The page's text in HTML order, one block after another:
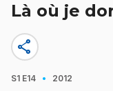
Là où je
share
S1 E14 · 2012